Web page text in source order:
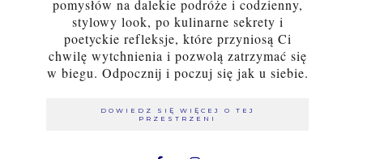
pomysłów na dalekie podróże i codzienny,
stylowy look, po kulinarne sekrety i
poetyckie refleksje, które przyniosą Ci
chwilę wytchnienia i pozwolą zatrzymać się
w biegu. Odpocznij i poczuj się jak u siebie.
DOWIEDZ SIĘ WIĘCEJ O TEJ
PRZESTRZENI